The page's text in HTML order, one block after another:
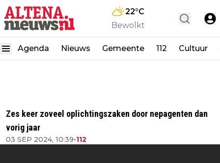
22°C
Bewolkt
Agenda Nieuws Gemeente 112 Cultuur
Zes keer zoveel oplichtingszaken door nepagenten dan
vorig jaar
03 SEP 2024, 10:39•112